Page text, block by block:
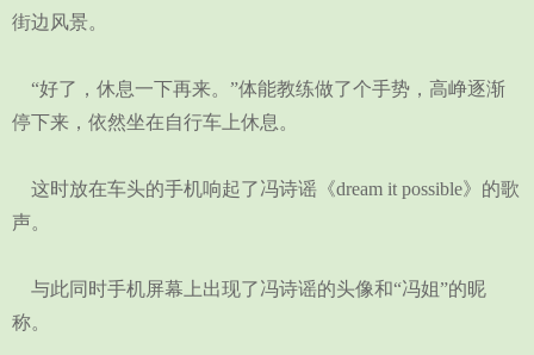
街边风景。
“好了，休息一下再来。”体能教练做了个手势，高峥逐渐
停下来，依然坐在自行车上休息。
这时放在车头的手机响起了冯诗谣《dream it possible》的歌
声。
与此同时手机屏幕上出现了冯诗谣的头像和“冯姐”的昵
称。